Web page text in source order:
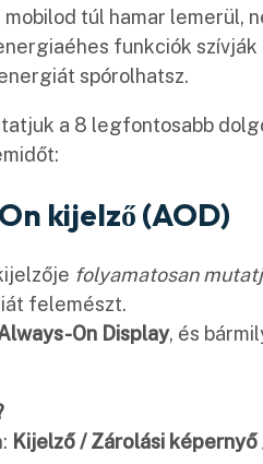
mobilod túl hamar lemerül,
funkciók
spórolhatsz.
a 8 legfontosabb
kijelző (AOD)
folyamatosan
felemészt.
On Display, és
Kijelző / Zárolási